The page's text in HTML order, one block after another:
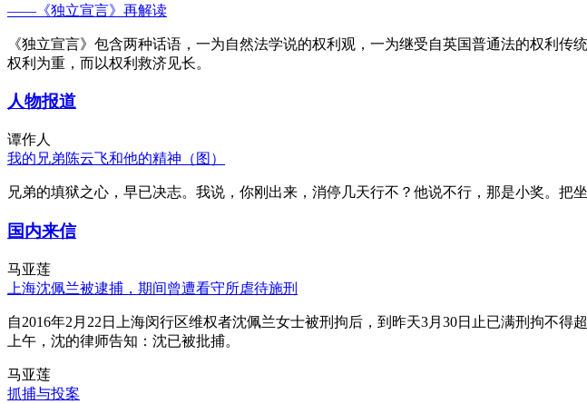
——《独立宣言》再解读
《独立宣言》包含两种话语，一为自然法学说的权利观，一为继受自英国普通法的权利
权利为重，而以权利救济见长。
人物报道
谭作人
我的兄弟陈云飞和他的精神（图）
兄弟的填狱之心，早已决志。我说，你刚出来，消停几天行不？他说不行，那是小奖。把
国内来信
马亚莲
上海沈佩兰被逮捕，期间曾遭看守所虐待施刑
自2016年2月22日上海闵行区维权者沈佩兰女士被刑拘后，到昨天3月30日止已满刑拘不
上午，沈的律师告知：沈已被批捕。
马亚莲
抓捕与投案